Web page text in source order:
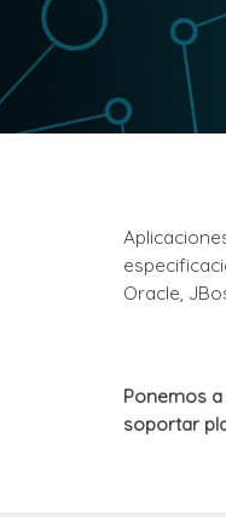
Oracle,
Ponemos
soportar